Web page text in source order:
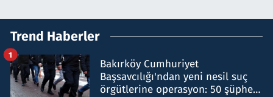
Trend Haberler
Bakırköy Cumhuriyet
Başsavcılığı'ndan yeni nesil suç
örgütlerine operasyon: 50 şüpheli
1